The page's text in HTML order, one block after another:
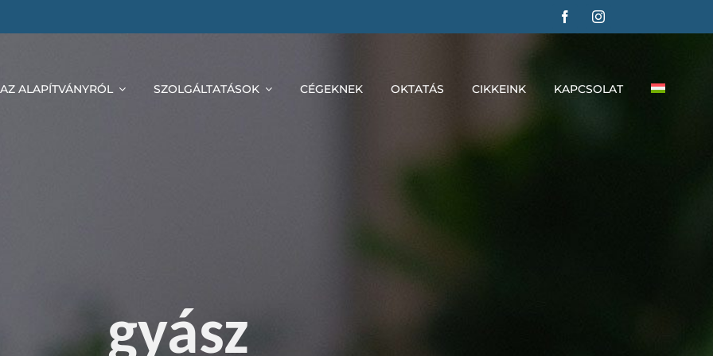
AZ ALAPÍTVÁNYRÓL SZOLGÁLTATÁSOK CÉGEKNEK OKTATÁS CIKKEINK KAPCSOLAT
gyász